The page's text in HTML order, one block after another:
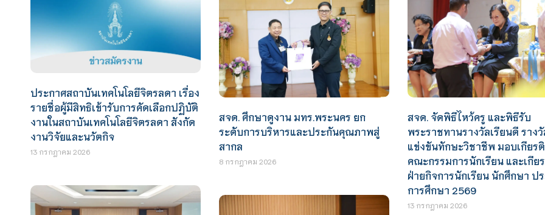
ประกาศสถาบันเทคโนโลยีจิตรลดา เรื่อง
รายชื่อผู้มีสิทธิเข้ารับการคัดเลือกปฏิบัติ
งานในสถาบันเทคโนโลยีจิตรลดา สังกัด
งานวิจัยและนวัตกิจ
13 กรกฎาคม 2026
สจด. ศึกษาดูงาน มทร.พระนคร ยก
ระดับการบริหารและประกันคุณภาพสู่
สากล
8 กรกฎาคม 2026
สจด. จัดพิธีไหว้ครู และพิธีรับ
พระราชทานรางวัลเรียนดี ราง
แข่งขันทักษะวิชาชีพ มอบเกียร
คณะกรรมการนักเรียน และเกีย
ฝ่ายกิจการนักเรียน นักศึกษา ป
การศึกษา 2569
13 กรกฎาคม 2026